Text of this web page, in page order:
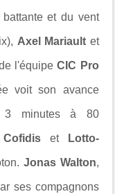
et du vent
Axel Mariault et
l'équipeCIC Pro
voit son avance
3 minutes à 80
Cofidis et Lotto-
Jonas Walton,
ses compagnons